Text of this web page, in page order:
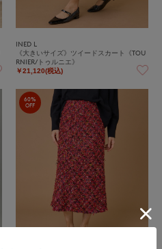
INED L
《大きいサイズ》ツイードスカート《TOU
RNIER/トゥルニエ》
￥21,120(税込)
60%
OFF